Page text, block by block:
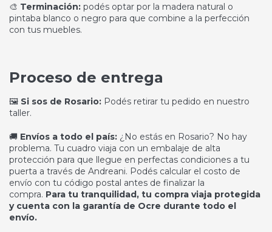
🎨 Terminación: podés optar por la madera natural o
pintaba blanco o negro para que combine a la perfección
con tus muebles.
Proceso de entrega
🖼️ Si sos de Rosario: Podés retirar tu pedido en nuestro
taller.
🚚 Envíos a todo el país: ¿No estás en Rosario? No hay
problema. Tu cuadro viaja con un embalaje de alta
protección para que llegue en perfectas condiciones a tu
puerta a través de Andreani. Podés calcular el costo de
envío con tu código postal antes de finalizar la
compra. Para tu tranquilidad, tu compra viaja protegida
y cuenta con la garantía de Ocre durante todo el
envío.